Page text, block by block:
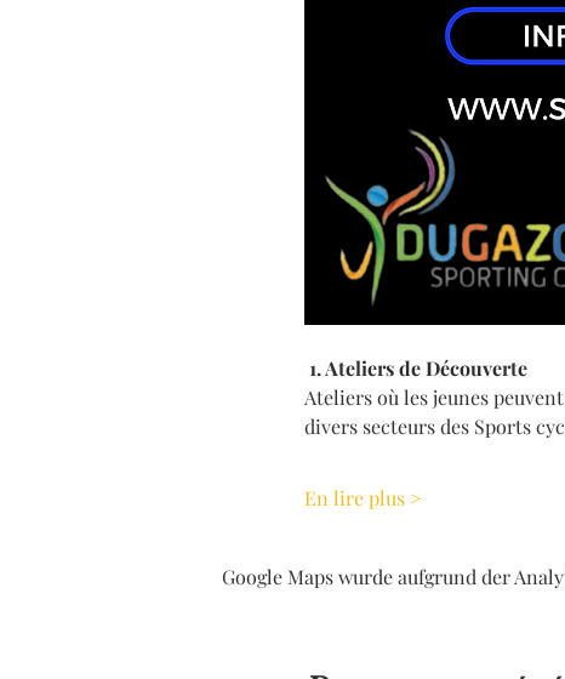
1. Ateliers de Découverte
Ateliers où les jeunes
divers secteurs des Sports
En lire plus >
Google Maps wurde aufgrund der